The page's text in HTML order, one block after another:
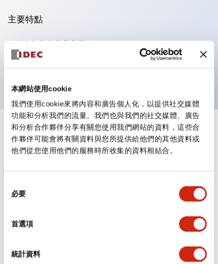
本網站使用cookie
我們使用cookie來將內容和廣告個人化，以提供社交媒體
功能和分析我們的流量。我們也與我們的社交媒體、廣告
和分析合作夥伴分享有關您使用我們網站的資料，這些合
作夥伴可能會將有關資料與您所提供給他們的其他資料或
他們從您使用他們的服務時所收集的資料相結合。
必要
首選項
統計資料
主要特點
可進行集合密著安裝
附鎖選擇開關採用高安全性的彈子鎖結構
規格 顯示全部
審美規範
安裝和安裝規範